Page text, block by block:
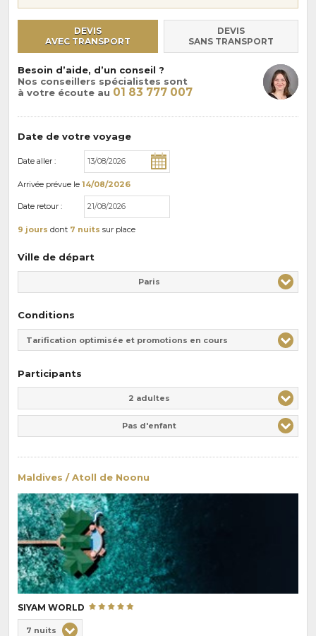
DEVIS
AVEC TRANSPORT
DEVIS
SANS TRANSPORT
Besoin d’aide, d’un conseil ?
Nos conseillers spécialistes sont
à votre écoute au 01 83 777 007
Date de votre voyage
Date aller :
Arrivée prévue le 14/08/2026
Date retour :
9 jours dont 7 nuits sur place
Ville de départ
Paris
Conditions
Tarification optimisée et promotions en cours
Participants
2 adultes
Pas d'enfant
Maldives / Atoll de Noonu
SIYAM WORLD
7 nuits